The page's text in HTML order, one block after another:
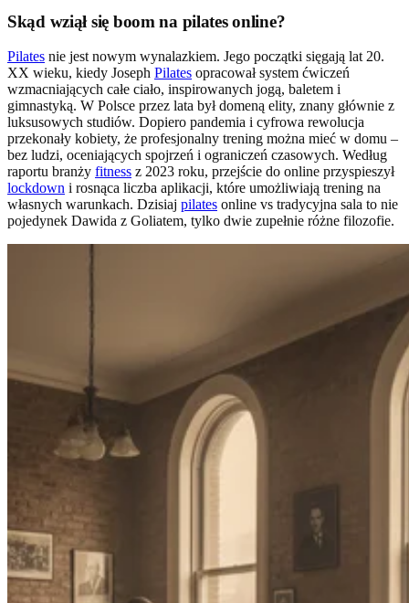
Skąd wziął się boom na pilates online?
Pilates nie jest nowym wynalazkiem. Jego początki sięgają lat 20.
XX wieku, kiedy Joseph Pilates opracował system ćwiczeń
wzmacniających całe ciało, inspirowanych jogą, baletem i
gimnastyką. W Polsce przez lata był domeną elity, znany głównie z
luksusowych studiów. Dopiero pandemia i cyfrowa rewolucja
przekonały kobiety, że profesjonalny trening można mieć w domu –
bez ludzi, oceniających spojrzeń i ograniczeń czasowych. Według
raportu branży fitness z 2023 roku, przejście do online przyspieszył
lockdown i rosnąca liczba aplikacji, które umożliwiają trening na
własnych warunkach. Dzisiaj pilates online vs tradycyjna sala to nie
pojedynek Dawida z Goliatem, tylko dwie zupełnie różne filozofie.